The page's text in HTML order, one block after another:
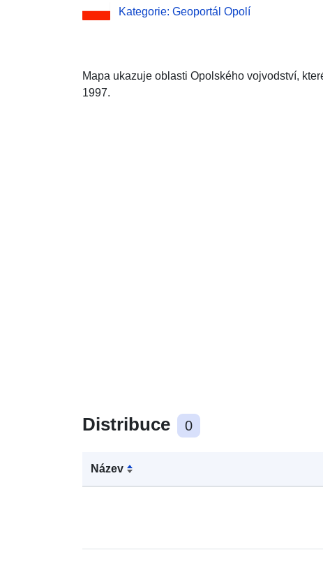
Kategorie: Geoportál Opolí
Mapa ukazuje oblasti Opolského vojvodství,
1997.
Distribuce 0
Název